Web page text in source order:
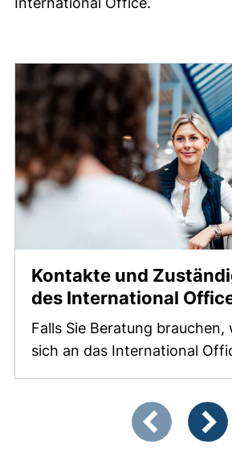
Ansprechpartner
Kontakte und
des International
Falls Sie Beratung brauchen,
sich an das International
Zeigt Folie 1